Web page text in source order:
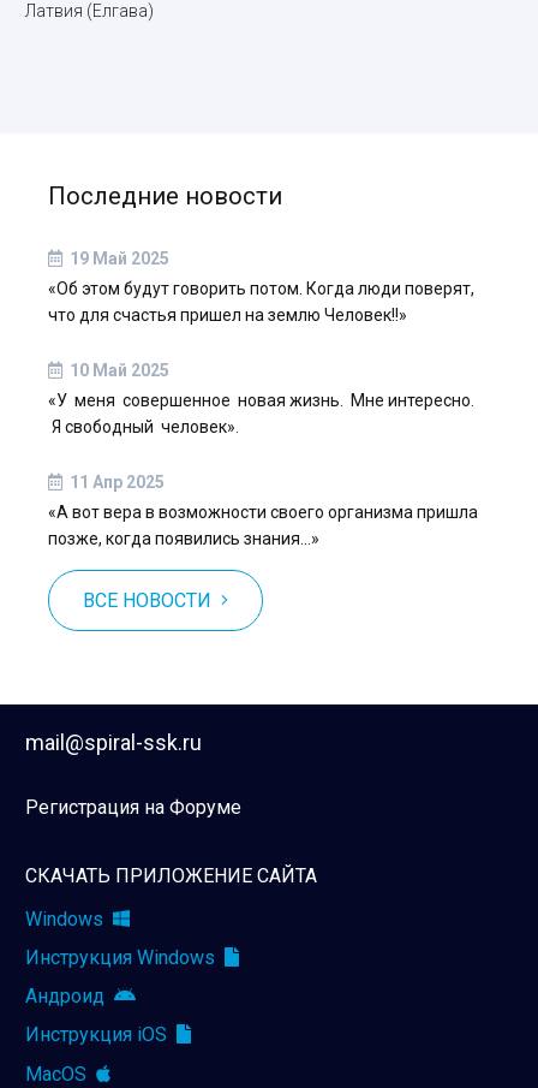
Латвия (Елгава)
Последние новости
19 Май 2025
«Об этом будут говорить потом. Когда люди поверят,
что для счастья пришел на землю Человек!!»
10 Май 2025
«У меня совершенное новая жизнь. Мне интересно.
Я свободный человек».
11 Апр 2025
«А вот вера в возможности своего организма пришла
позже, когда появились знания…»
ВСЕ НОВОСТИ
mail@spiral-ssk.ru
Регистрация на Форуме
СКАЧАТЬ ПРИЛОЖЕНИЕ САЙТА
Windows
Инструкция Windows
Андроид
Инструкция iOS
MacOS